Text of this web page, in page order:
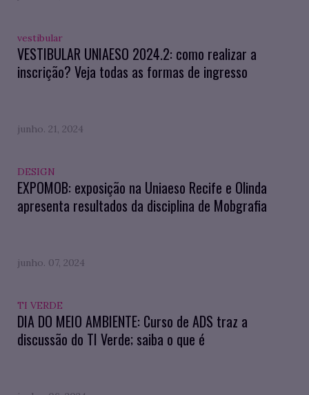
vestibular
VESTIBULAR UNIAESO 2024.2: como realizar a
inscrição? Veja todas as formas de ingresso
junho. 21, 2024
DESIGN
EXPOMOB: exposição na Uniaeso Recife e Olinda
apresenta resultados da disciplina de Mobgrafia
junho. 07, 2024
TI VERDE
DIA DO MEIO AMBIENTE: Curso de ADS traz a
discussão do TI Verde; saiba o que é